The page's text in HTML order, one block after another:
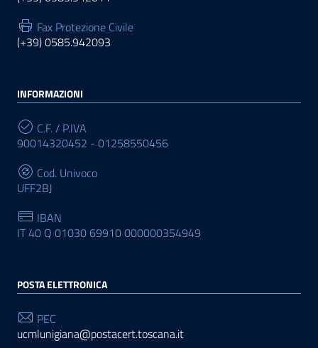
Fax Protezione Civile
(+39) 0585.942093
INFORMAZIONI
C.F. / P.IVA
90014320452 - 01258550456
Cod. Univoco
UFF2BJ
IBAN
IT 40 Q 01030 69910 000000354949
POSTA ELETTRONICA
PEC
ucmlunigiana@postacert.toscana.it